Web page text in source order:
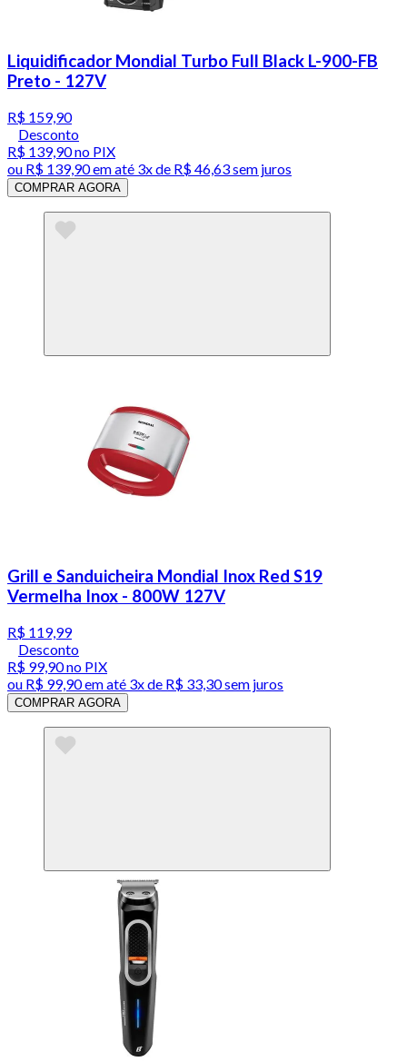
Liquidificador Mondial Turbo Full Black L-900-FB
Preto - 127V
R$ 159,90
Desconto
R$ 139,90no PIX
ou R$ 139,90em até 3x de R$ 46,63 sem juros
COMPRAR AGORA
Grill e Sanduicheira Mondial Inox Red S19
Vermelha Inox - 800W 127V
R$ 119,99
Desconto
R$ 99,90no PIX
ou R$ 99,90em até 3x de R$ 33,30 sem juros
COMPRAR AGORA